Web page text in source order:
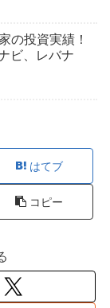
の投資実績！
ビ、レバナ
はてブ
コピー